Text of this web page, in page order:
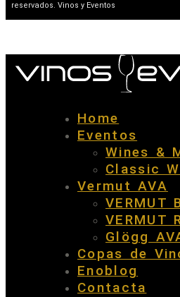
reservados. Vinos y Eventos
Home
Eventos
Wines &
Classic
Vermut AVA
VERMUT
VERMUT
Glögg
Copas de
Enoblog
Contacta